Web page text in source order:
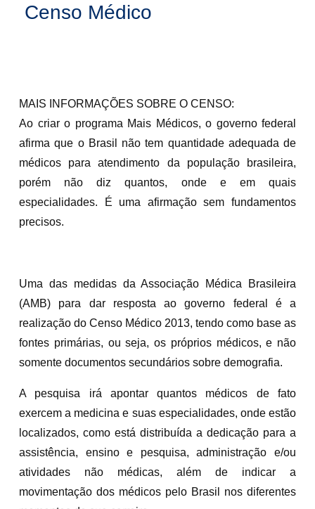
Censo Médico
MAIS INFORMAÇÕES SOBRE O CENSO:
Ao criar o programa Mais Médicos, o governo federal
afirma que o Brasil não tem quantidade adequada de
médicos para atendimento da população brasileira,
porém não diz quantos, onde e em quais
especialidades. É uma afirmação sem fundamentos
precisos.
Uma das medidas da Associação Médica Brasileira
(AMB) para dar resposta ao governo federal é a
realização do Censo Médico 2013, tendo como base as
fontes primárias, ou seja, os próprios médicos, e não
somente documentos secundários sobre demografia.
A pesquisa irá apontar quantos médicos de fato
exercem a medicina e suas especialidades, onde estão
localizados, como está distribuída a dedicação para a
assistência, ensino e pesquisa, administração e/ou
atividades não médicas, além de indicar a
movimentação dos médicos pelo Brasil nos diferentes